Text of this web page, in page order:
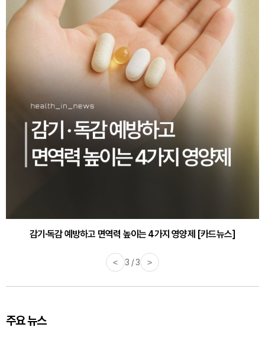
감기·독감 예방하고 면역력 높이는 4가지 영양제 [카드뉴스]
< 3 / 3 >
주요 뉴스